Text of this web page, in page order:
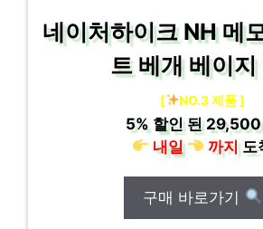
네이처하이크 NH 메
트 베개 베이지
[ NO.3 제품 ]
5%할인 된29,500
내일
까지도
구매 바로가기